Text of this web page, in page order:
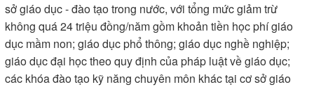
sở giáo dục - đào tạo trong nước, với tổng mức giảm trừ
không quá 24 triệu đồng/năm gồm khoản tiền học phí giáo
dục mầm non; giáo dục phổ thông; giáo dục nghề nghiệp;
giáo dục đại học theo quy định của pháp luật về giáo dục;
các khóa đào tạo kỹ năng chuyên môn khác tại cơ sở giáo